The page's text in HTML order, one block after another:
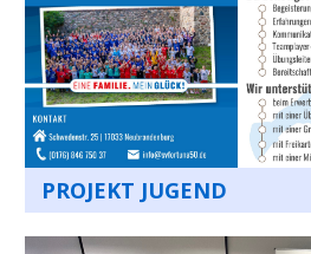
PROJEKT JUGEND